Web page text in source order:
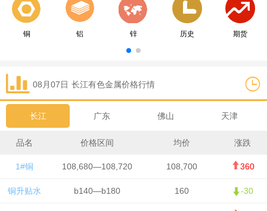
铜 铝 锌 历史 期货
08月07日 长江有色金属价格行情
长江 广东 佛山 天津
品名 价格区间 均价 涨跌
1#铜 108,680—108,720 108,700 360
铜升贴水 b140—b180 160 -30